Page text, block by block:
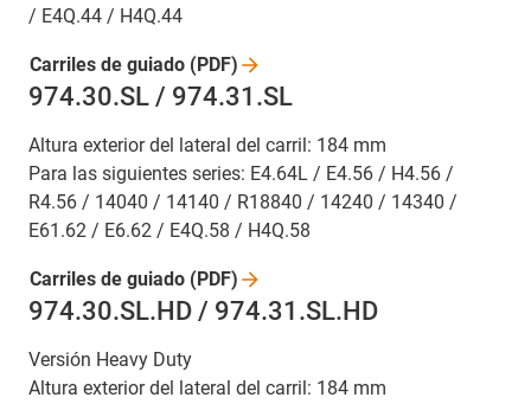
/ E4Q.44 / H4Q.44
Carriles de guiado (PDF)
974.30.SL / 974.31.SL
Altura exterior del lateral del carril: 184 mm
Para las siguientes series: E4.64L / E4.56 / H4.56 /
R4.56 / 14040 / 14140 / R18840 / 14240 / 14340 /
E61.62 / E6.62 / E4Q.58 / H4Q.58
Carriles de guiado (PDF)
974.30.SL.HD / 974.31.SL.HD
Versión Heavy Duty
Altura exterior del lateral del carril: 184 mm